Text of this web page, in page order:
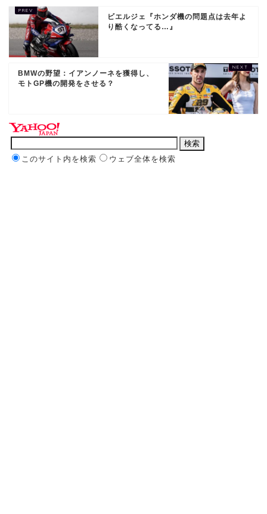
ビエルジェ『ホンダ機の問題点は去年よ
り酷くなってる…』
BMWの野望：イアンノーネを獲得し、
モトGP機の開発をさせる？
このサイト内を検索 ウェブ全体を検索